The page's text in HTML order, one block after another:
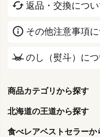
返品・交換につい
その他注意事項
のし（熨斗）に
商品カテゴリから探す
北海道の王道から探す
食べレアベストセラーか